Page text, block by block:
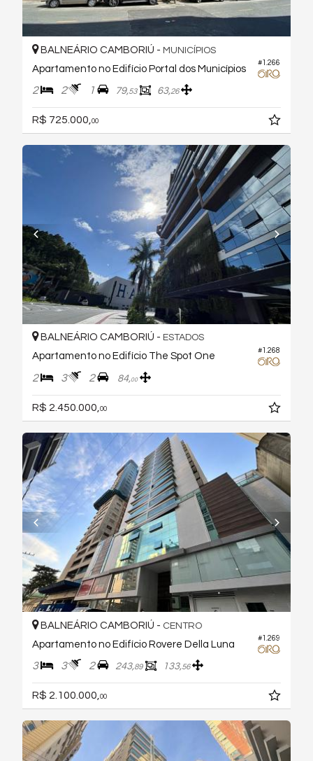
#1.266
BALNEÁRIO CAMBORIÚ - MUNICÍPIOS
Apartamento no Edifício Portal dos Municípios
2 2 1 79,53 63,26
R$ 725.000, 00
#1.268
BALNEÁRIO CAMBORIÚ - ESTADOS
Apartamento no Edifício The Spot One
2 3 2 84,00
R$ 2.450.000,00
#1.269
BALNEÁRIO CAMBORIÚ - CENTRO
Apartamento no Edifício Rovere Della Luna
3 3 2 243,89 133,56
R$ 2.100.000, 00